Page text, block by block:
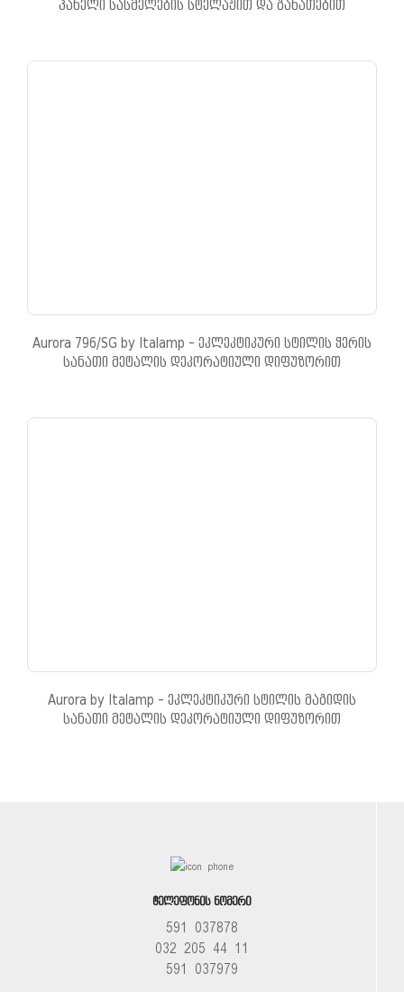
პანელი სასმელების სტელაჟით და განათებით
Aurora 796/SG by Italamp - ეკლეკტიკური სტილის ჭერის
სანათი მეტალის დეკორატიული დიფუზორით
Aurora by Italamp - ეკლეკტიკური სტილის მაგიდის
სანათი მეტალის დეკორატიული დიფუზორით
ᲢᲔᲚᲔᲤᲝᲜᲘᲡ ᲜᲝᲛᲔᲠᲘ
591 037878
032 205 44 11
591 037979